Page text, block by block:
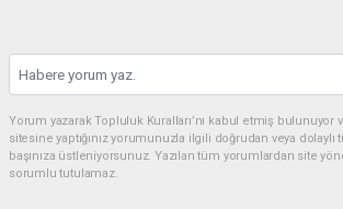
Yorum yazarak Topluluk Kuralları’nı kabul etmiş
sitesine yaptığınız yorumunuzla ilgili doğrudan veya
başınıza üstleniyorsunuz. Yazılan tüm yorumlardan site
sorumlu tutulamaz.